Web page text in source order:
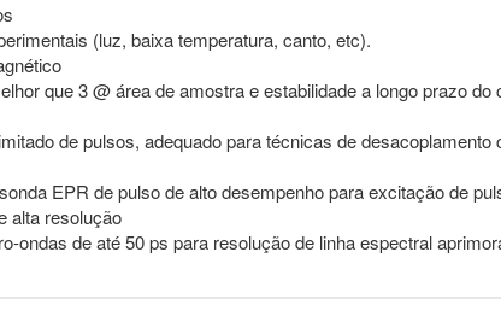
(luz, baixa temperatura, canto, etc).
que 3 @ área de amostra e estabilidade a longo prazo
de pulsos, adequado para técnicas de
EPR de pulso de alto desempenho para excitação de
alta resolução
ondas de até 50 ps para resolução de linha espectral